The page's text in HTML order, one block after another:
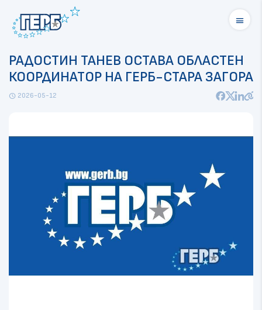
menu
РАДОСТИН ТАНЕВ ОСТАВА ОБЛАСТЕН
КООРДИНАТОР НА ГЕРБ-СТАРА ЗАГОРА
schedule 2026-05-12